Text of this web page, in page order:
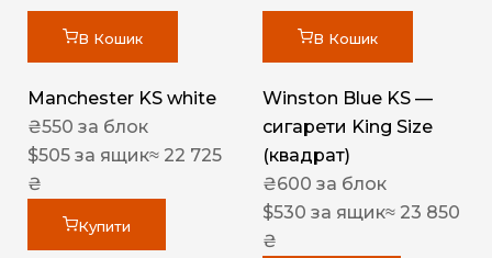
В Кошик
Manchester KS white
₴550 за блок
$505 за ящик≈ 22 725
₴
Купити
В Кошик
Winston Blue KS —
сигарети King Size
(квадрат)
₴600 за блок
$530 за ящик≈ 23 850
₴